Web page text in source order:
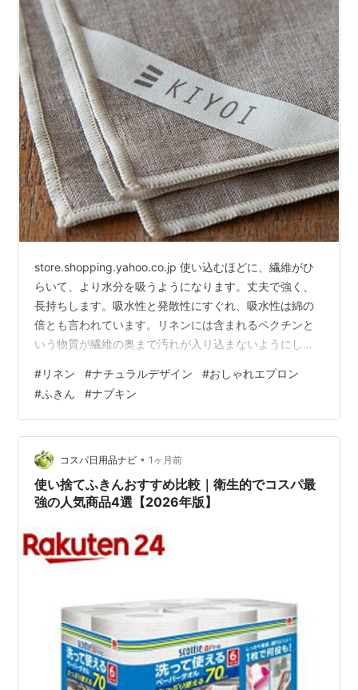
store.shopping.yahoo.co.jp 使い込むほどに、繊維がひ
らいて、より水分を吸うようになります。丈夫で強く、
長持ちします。吸水性と発散性にすぐれ、吸水性は綿の
倍とも言われています。リネンには含まれるペクチンと
いう物質が繊維の奥まで汚れが入り込まないようにし、
米では、食器拭きとして古くから親しまれています。食
器拭きの他に炊飯器やコーヒーメーカーの上に被せて埃
よけとしたり、ナフキンみたいにお弁当箱を包んだり、
折りたたんで洗ったお皿を伏せ乾かしたり、お子様のお
食事時にサッと首元に巻いてエプロンがわりにも♪大判だ
からいろいろ使える万…
#リネン #ナチュラルデザイン #おしゃれエプロン
#ふきん #ナプキン
コスパ日用品ナビ • 1ヶ月前
使い捨てふきんおすすめ比較｜衛生的でコスパ最
強の人気商品4選【2026年版】